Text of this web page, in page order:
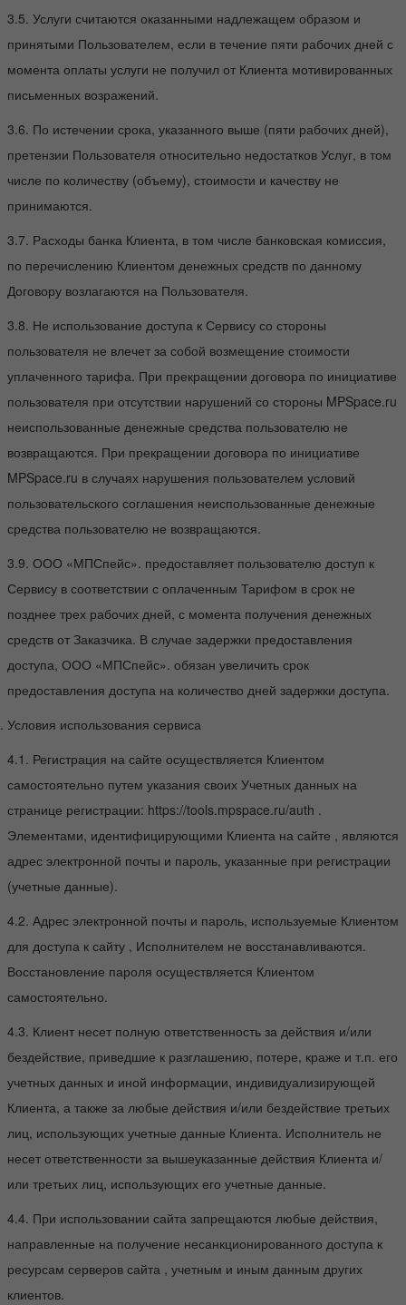
3.5. Услуги считаются оказанными надлежащем образом и
принятыми Пользователем, если в течение пяти рабочих дней с
момента оплаты услуги не получил от Клиента мотивированных
письменных возражений.
3.6. По истечении срока, указанного выше (пяти рабочих дней),
претензии Пользователя относительно недостатков Услуг, в том
числе по количеству (объему), стоимости и качеству не
принимаются.
3.7. Расходы банка Клиента, в том числе банковская комиссия,
по перечислению Клиентом денежных средств по данному
Договору возлагаются на Пользователя.
3.8. Не использование доступа к Сервису со стороны
пользователя не влечет за собой возмещение стоимости
уплаченного тарифа. При прекращении договора по инициативе
пользователя при отсутствии нарушений со стороны MPSpace.ru
неиспользованные денежные средства пользователю не
возвращаются. При прекращении договора по инициативе
MPSpace.ru в случаях нарушения пользователем условий
пользовательского соглашения неиспользованные денежные
средства пользователю не возвращаются.
3.9. ООО «МПСпейс». предоставляет пользователю доступ к
Сервису в соответствии с оплаченным Тарифом в срок не
позднее трех рабочих дней, с момента получения денежных
средств от Заказчика. В случае задержки предоставления
доступа, ООО «МПСпейс». обязан увеличить срок
предоставления доступа на количество дней задержки доступа.
Условия использования сервиса
4.1. Регистрация на сайте осуществляется Клиентом
самостоятельно путем указания своих Учетных данных на
странице регистрации: https://tools.mpspace.ru/auth .
Элементами, идентифицирующими Клиента на сайте , являются
адрес электронной почты и пароль, указанные при регистрации
(учетные данные).
4.2. Адрес электронной почты и пароль, используемые Клиентом
для доступа к сайту , Исполнителем не восстанавливаются.
Восстановление пароля осуществляется Клиентом
самостоятельно.
4.3. Клиент несет полную ответственность за действия и/или
бездействие, приведшие к разглашению, потере, краже и т.п. его
учетных данных и иной информации, индивидуализирующей
Клиента, а также за любые действия и/или бездействие третьих
лиц, использующих учетные данные Клиента. Исполнитель не
несет ответственности за вышеуказанные действия Клиента и/
или третьих лиц, использующих его учетные данные.
4.4. При использовании сайта запрещаются любые действия,
направленные на получение несанкционированного доступа к
ресурсам серверов сайта , учетным и иным данным других
клиентов.